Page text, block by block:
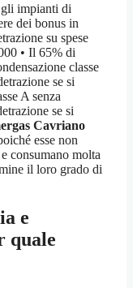
gli impianti di
dei bonus in
su spese
• Il 65% di
classe
se si
A senza
se si
Cavriano
esse non
consumano molta
il loro grado di
e
quale